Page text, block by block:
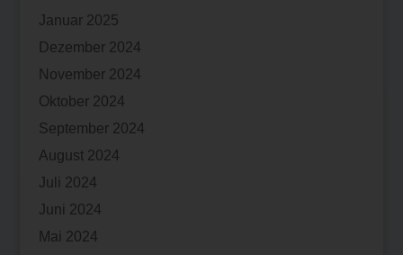
Januar 2025
Dezember 2024
November 2024
Oktober 2024
September 2024
August 2024
Juli 2024
Juni 2024
Mai 2024